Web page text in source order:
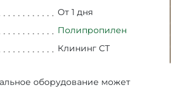
От 1 дня
Полипропилен
Клининг СТ
оборудование может